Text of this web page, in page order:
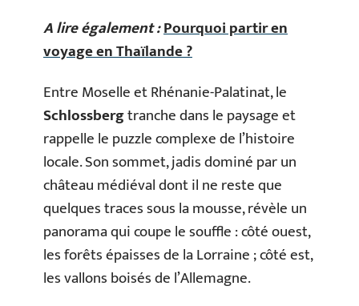
A lire également :Pourquoi partir en
voyage en Thaïlande ?
Entre Moselle et Rhénanie-Palatinat, le
Schlossbergtranche dans le paysage et
rappelle le puzzle complexe de l’histoire
locale. Son sommet, jadis dominé par un
château médiéval dont il ne reste que
quelques traces sous la mousse, révèle un
panorama qui coupe le souffle : côté ouest,
les forêts épaisses de la Lorraine ; côté est,
les vallons boisés de l’Allemagne.